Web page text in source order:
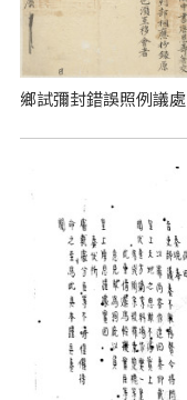
鄉試彌封錯誤照例議處